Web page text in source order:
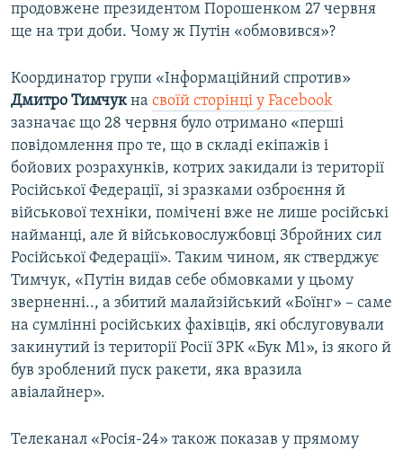
продовжене президентом Порошенком 27 червня
ще на три доби. Чому ж Путін «обмовився»?
Координатор групи «Інформаційний спротив»
Дмитро Тимчукна своїй сторінці у Facebook
зазначає що 28 червня було отримано «перші
повідомлення про те, що в складі екіпажів і
бойових розрахунків, котрих закидали із території
Російської Федерації, зі зразками озброєння й
військової техніки, помічені вже не лише російські
найманці, але й військовослужбовці Збройних сил
Російської Федерації». Таким чином, як стверджує
Тимчук, «Путін видав себе обмовками у цьому
зверненні.., а збитий малайзійський «Боїнг» – саме
на сумлінні російських фахівців, які обслуговували
закинутий із території Росії ЗРК «Бук М1», із якого й
був зроблений пуск ракети, яка вразила
авіалайнер».
Телеканал «Росія-24» також показав у прямому